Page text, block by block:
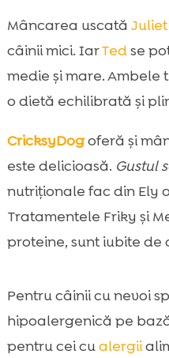
Mâncarea uscată Juliet
câinii mici. IarTedse
medie și mare.
o dietă echilibrată și
CricksyDogoferă și
este delicioasă. Gustul
nutriționale fac din Ely
Tratamentele Friky și
proteine, sunt iubite de
Pentru câinii cu nevoi
hipoalergenică pe
pentru cei cualergii